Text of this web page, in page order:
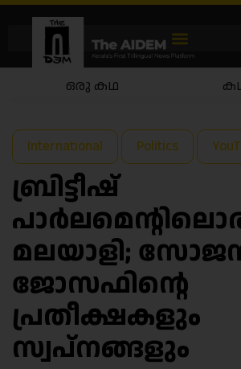
ഒരു കഥ
International Politics
ബ്രിട്ടീഷ്
മലയാളി;
ജോസഫിന്റെ
പ്രതീക്ഷകളും
സ്വപ്നങ്ങളും